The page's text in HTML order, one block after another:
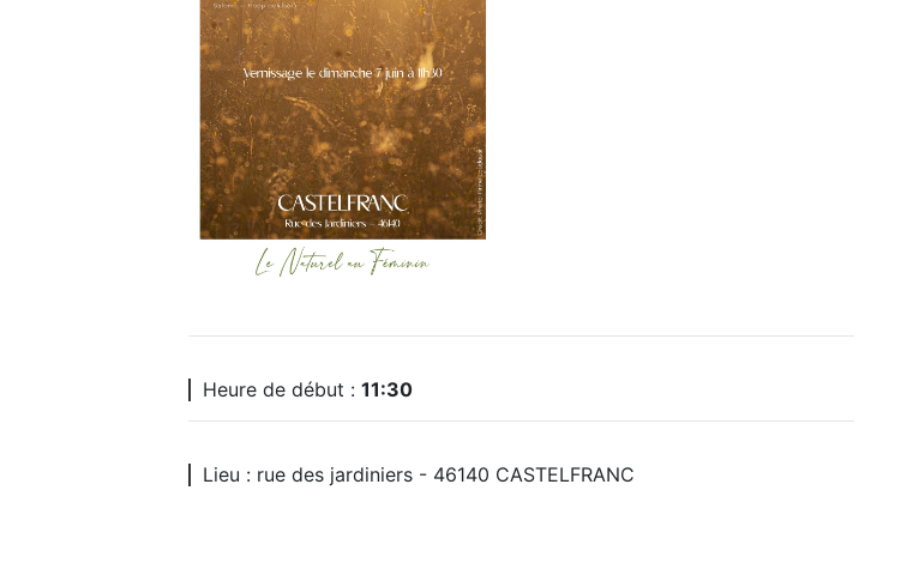
Heure de début : 11:30
Lieu : rue des jardiniers - 46140 CASTELFRANC